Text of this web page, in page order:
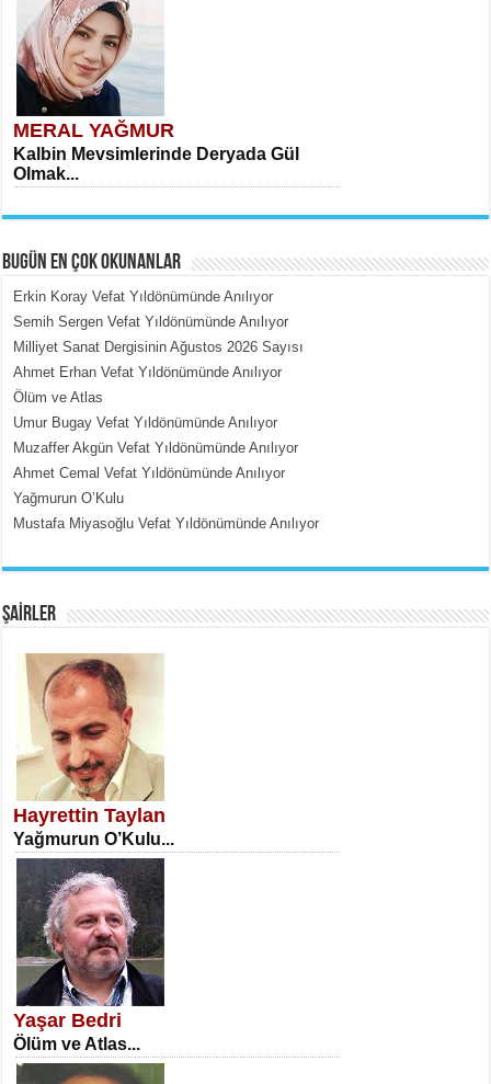
MERAL YAĞMUR
Kalbin Mevsimlerinde Deryada Gül
Olmak...
MEHMET ÇOBAN
İçerdeki Put Dışardaki Maskeler...
SATILMIŞ ÜMİT ÇETİNKAYA
Erkenlik...
NECLA DİLEK ARSLAN
Öğretmenler Günü Mahkemesi...
BUGÜN EN ÇOK OKUNANLAR
Erkin Koray Vefat Yıldönümünde Anılıyor
Semih Sergen Vefat Yıldönümünde Anılıyor
Milliyet Sanat Dergisinin Ağustos 2026 Sayısı
Ahmet Erhan Vefat Yıldönümünde Anılıyor
Ölüm ve Atlas
Umur Bugay Vefat Yıldönümünde Anılıyor
Muzaffer Akgün Vefat Yıldönümünde Anılıyor
Ahmet Cemal Vefat Yıldönümünde Anılıyor
Yağmurun O’Kulu
Mustafa Miyasoğlu Vefat Yıldönümünde Anılıyor
ŞAİRLER
Hayrettin Taylan
Yağmurun O’Kulu...
Yaşar Bedri
Ölüm ve Atlas...